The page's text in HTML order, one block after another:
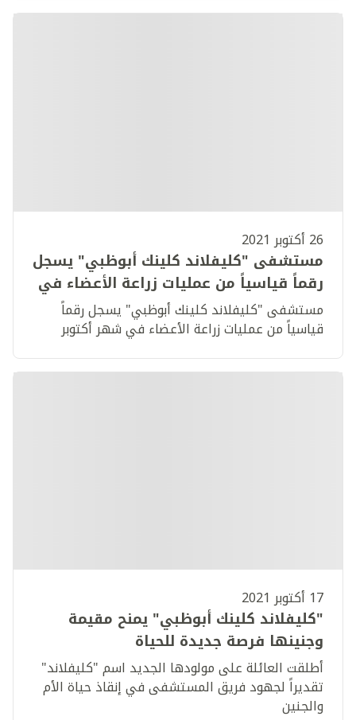
26 أكتوبر 2021
مستشفى "كليفلاند كلينك أبوظبي" يسجل
رقماً قياسياً من عمليات زراعة الأعضاء في
شهر أكتوبر
مستشفى "كليفلاند كلينك أبوظبي" يسجل رقماً
قياسياً من عمليات زراعة الأعضاء في شهر أكتوبر
17 أكتوبر 2021
"كليفلاند كلينك أبوظبي" يمنح مقيمة
وجنينها فرصة جديدة للحياة
أطلقت العائلة على مولودها الجديد اسم "كليفلاند"
تقديراً لجهود فريق المستشفى في إنقاذ حياة الأم
والجنين